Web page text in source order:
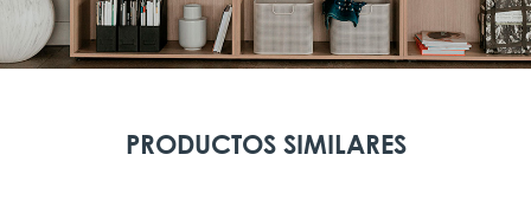
PRODUCTOS SIMILARES